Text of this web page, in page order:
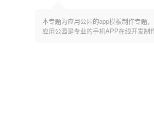
本专题为应用公园的app模板制作专题
应用公园是专业的手机APP在线开发制